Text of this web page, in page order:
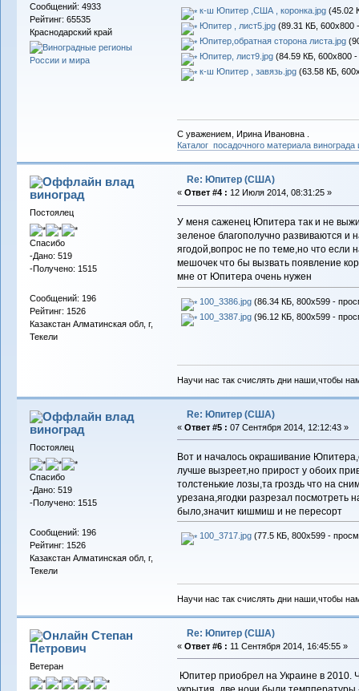
Сообщений: 4933
Рейтинг: 65535
Краснодарский край
к-ш Юпитер ,США , коронка.jpg(45.02
Юпитер , лист5.jpg(89.31 КБ, 600x800
Юпитер,обратная сторона листа.jpg
Юпитер, лист9.jpg(84.59 КБ, 600x800 -
к-ш Юпитер , завязь.jpg(63.58 КБ,
С уважением, Ирина Ивановна .
Каталог посадочного материала
влад
виноград
Постоялец
Спасибо
-Дано: 519
-Получено: 1515
Сообщений: 196
Рейтинг: 1526
Казакстан Алматинская обл, г,
Текели
Re: Юпитер (США)
« Ответ #4 : 12 Июля 2014, 08:31:25 »
У меня саженец Юпитера так и не
зеленое благополучно развиваются и
ягодой,вопрос не по теме,но что если
мешочек что бы вызвать появление
мне от Юпитера очень нужен
100_3386.jpg(86.34 КБ, 800x599 -
100_3387.jpg(96.12 КБ, 800x599 -
Научи нас так счислять дни наши,чтобы
влад
виноград
Постоялец
Спасибо
-Дано: 519
-Получено: 1515
Сообщений: 196
Рейтинг: 1526
Казакстан Алматинская обл, г,
Текели
Re: Юпитер (США)
« Ответ #5 : 07 Сентября 2014, 12:12:43 »
Вот и началось окрашивание
лучше вызреет,но прирост у обоих
толстенькие лозы,та гроздь что на
урезана,ягодки разрезал посмотреть
было,значит кишмиш и не пересорт
100_3717.jpg(77.5 КБ, 800x599 -
Научи нас так счислять дни наши,чтобы
Степан
Петрович
Ветеран
Re: Юпитер (США)
« Ответ #6 : 11 Сентября 2014, 16:45:55 »
Юпитер приобрел на Украине в 2010.